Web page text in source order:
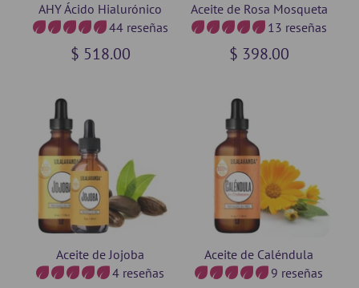
AHY Ácido Hialurónico
44 reseñas
$ 518.00
Aceite de Rosa Mosqueta
13 reseñas
$ 398.00
Aceite de Jojoba
4 reseñas
Aceite de Caléndula
9 reseñas